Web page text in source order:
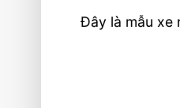
Mẹo
Bài viết
Đây là mẫu xe